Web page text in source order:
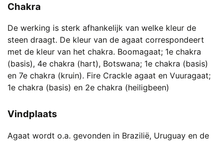
Chakra
De werking is sterk afhankelijk van welke kleur de
steen draagt. De kleur van de agaat correspondeert
met de kleur van het chakra. Boomagaat; 1e chakra
(basis), 4e chakra (hart), Botswana; 1e chakra (basis)
en 7e chakra (kruin). Fire Crackle agaat en Vuuragaat;
1e chakra (basis) en 2e chakra (heiligbeen)
Vindplaats
Agaat wordt o.a. gevonden in Brazilië, Uruguay en de